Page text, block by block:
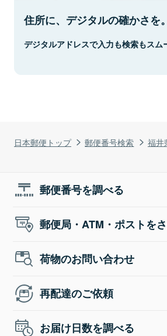
日本郵便トップ 郵便番号検索 福井
住所に、デジタルの確かさを。
デジタルアドレスで入力も検索もスム
郵便番号を調べる
郵便局・ATM・ポストを
荷物のお問い合わせ
再配達のご依頼
お届け日数を調べる